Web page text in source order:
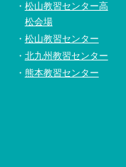
松山教習センター高
松会場
松山教習センター
北九州教習センター
熊本教習センター